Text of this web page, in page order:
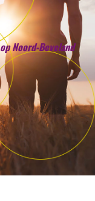
Noord-Beveland